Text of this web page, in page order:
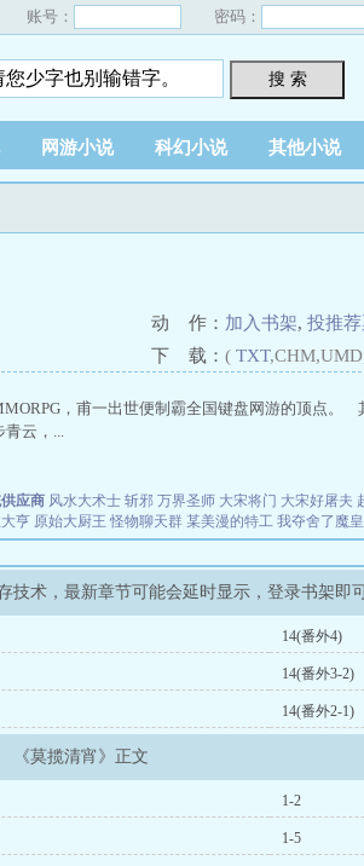
账号： 密码：
搜 索
网游小说 科幻小说 其他小说
动 作： 加入书架, 投推
下 载： ( TXT
，甫一出世便制霸全国键盘网游的顶点。
青云，...
应商 风水大术士 斩邪 万界圣师 大宋将门 大宋好屠夫
亨 原始大厨王 怪物聊天群 某美漫的特工 我夺舍了魔皇
技术，最新章节可能会延时显示，登录书架即
14(番外4)
14(番外3-2)
14(番外2-1)
《莫揽清宵》正文
1-2
1-5